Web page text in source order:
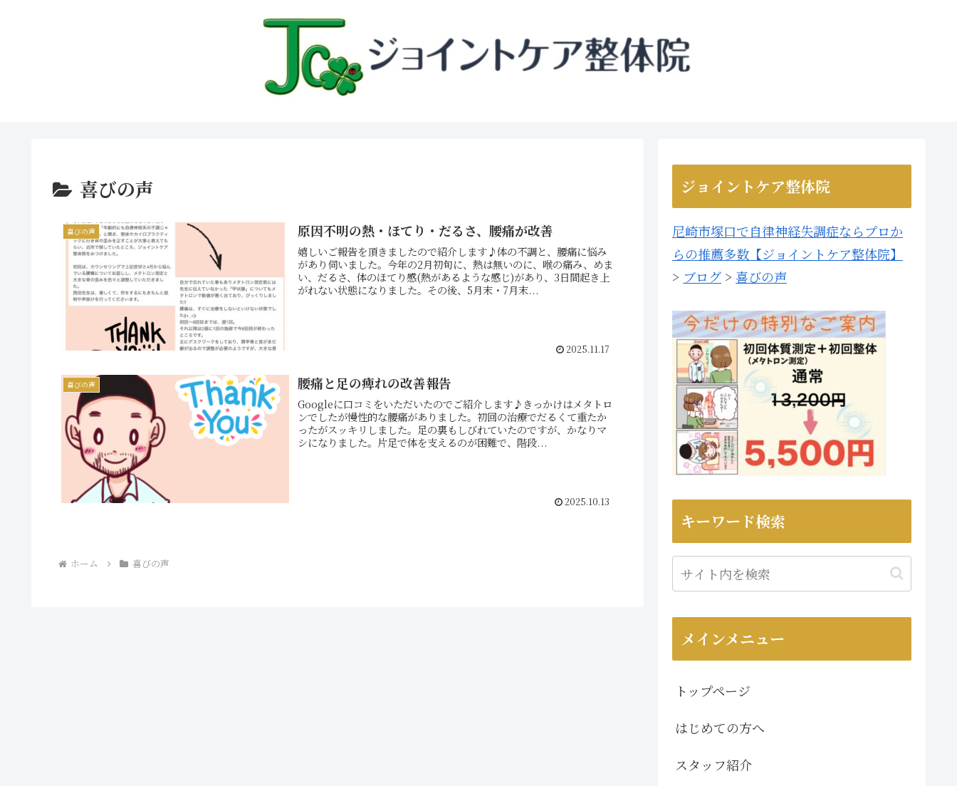
喜びの声
喜びの声 原因不明の熱・ほてり・だるさ、腰痛が改善
嬉しいご報告を頂きましたので紹介します♪体の不調と、腰痛に悩み
があり伺いました。今年の2月初旬に、熱は無いのに、喉の痛み、めま
い、だるさ、体のほてり感(熱があるような感じ)があり、3日間起き上
がれない状態になりました。その後、5月末・7月末...
2025.11.17
喜びの声 腰痛と足の痺れの改善報告
Googleに口コミをいただいたのでご紹介します♪きっかけはメタトロ
ンでしたが慢性的な腰痛がありました。初回の治療でだるくて重たか
ったがスッキリしました。足の裏もしびれていたのですが、かなりマ
シになりました。片足で体を支えるのが困難で、階段...
2025.10.13
ホーム 喜びの声
ジョイントケア整体院
尼崎市塚口で自律神経失調症ならプロか
らの推薦多数【ジョイントケア整体院】
> ブログ > 喜びの声
キーワード検索
メインメニュー
トップページ
はじめての方へ
スタッフ紹介